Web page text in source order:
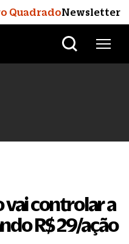
QuadradoNewsletter
vai controlar a
R$ 29/ação